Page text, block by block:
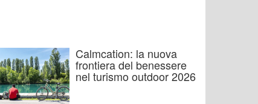
Calmcation: la nuova
frontiera del benessere
nel turismo outdoor 2026